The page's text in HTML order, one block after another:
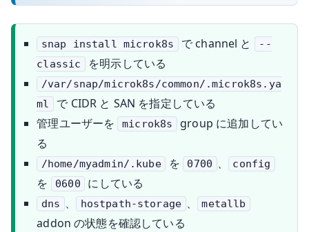
snap install microk8s で channel と
--
classic
を明示している
/var/snap/microk8s/common/.microk8s.ya
ml
で CIDR と SAN を指定している
管理ユーザーを
microk8s
group に追加してい
る
/home/myadmin/.kube を 0700 、 config
を 0600 にしている
dns 、 hostpath-storage 、 metallb
addon の状態を確認している